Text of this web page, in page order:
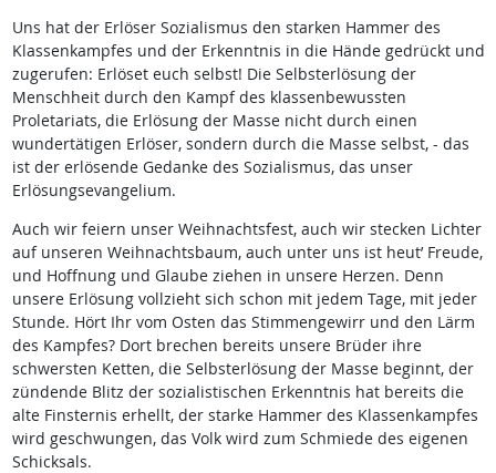
Uns hat der Erlöser Sozialismus den starken Hammer des
Klassenkampfes und der Erkenntnis in die Hände gedrückt und
zugerufen: Erlöset euch selbst! Die Selbsterlösung der
Menschheit durch den Kampf des klassenbewussten
Proletariats, die Erlösung der Masse nicht durch einen
wundertätigen Erlöser, sondern durch die Masse selbst, - das
ist der erlösende Gedanke des Sozialismus, das unser
Erlösungsevangelium.
Auch wir feiern unser Weihnachtsfest, auch wir stecken Lichter
auf unseren Weihnachtsbaum, auch unter uns ist heut’ Freude,
und Hoffnung und Glaube ziehen in unsere Herzen. Denn
unsere Erlösung vollzieht sich schon mit jedem Tage, mit jeder
Stunde. Hört Ihr vom Osten das Stimmengewirr und den Lärm
des Kampfes? Dort brechen bereits unsere Brüder ihre
schwersten Ketten, die Selbsterlösung der Masse beginnt, der
zündende Blitz der sozialistischen Erkenntnis hat bereits die
alte Finsternis erhellt, der starke Hammer des Klassenkampfes
wird geschwungen, das Volk wird zum Schmiede des eigenen
Schicksals.